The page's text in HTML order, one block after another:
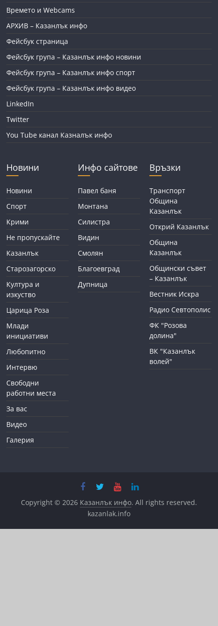
Времето и Webcams
АРХИВ – Казанлък инфо
Фейсбук страница
Фейсбук група – Казанлък инфо новини
Фейсбук група – Казанлък инфо спорт
Фейсбук група – Казанлък инфо видео
LinkedIn
Twitter
You Tube канал Казналък инфо
Новини
Новини
Спорт
Крими
Не пропускайте
Казанлък
Старозагорско
Култура и
изкуство
Царица Роза
Млади
инициативи
Любопитно
Интервю
Свободни
работни места
За вас
Видео
Галерия
Инфо сайтове
Павел баня
Монтана
Силистра
Видин
Смолян
Благоевград
Дупница
Връзки
Транспорт
Община
Казанлък
Открий Казанлък
Община
Казанлък
Общински съвет
– Казанлък
Вестник Искра
Радио Севтополис
ФК "Розова
долина"
ВК "Казанлък
волей"
Copyright © 2026 Казанлък инфо. All rights reserved.
kazanlak.info